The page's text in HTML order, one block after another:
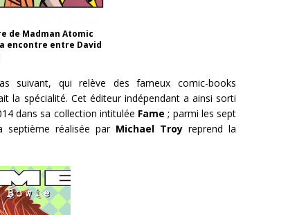
de Madman Atomic
encontre entre David
suivant, qui relève des fameux comic-books
la spécialité. Cet éditeur indépendant a ainsi sorti
dans sa collection intitulée Fame ; parmi les sept
septième réalisée par Michael Troyreprend la